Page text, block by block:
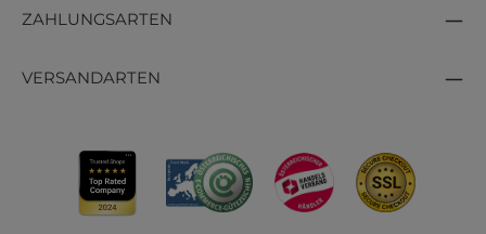
ZAHLUNGSARTEN
VERSANDARTEN